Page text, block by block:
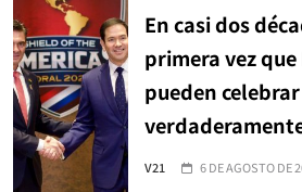
En casi dos
primera vez que
pueden
V21 6 DE AGOSTO DE